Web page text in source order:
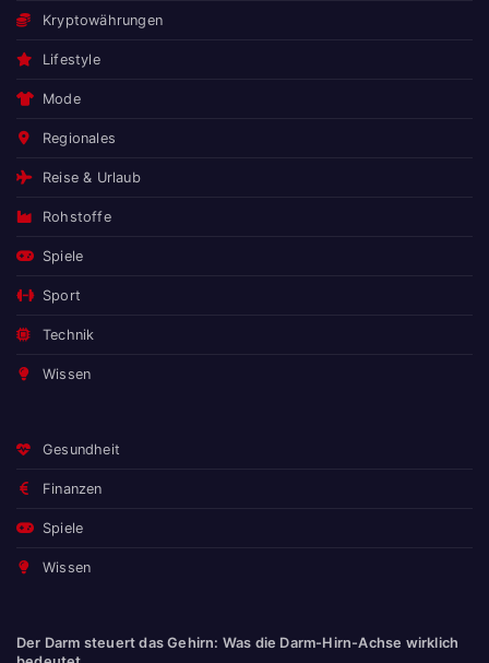
Kryptowährungen
Lifestyle
Mode
Regionales
Reise & Urlaub
Rohstoffe
Spiele
Sport
Technik
Wissen
Gesundheit
Finanzen
Spiele
Wissen
Der Darm steuert das Gehirn: Was die Darm-Hirn-Achse wirklich